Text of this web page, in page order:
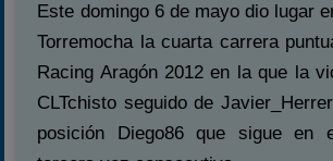
Este domingo 6 de mayo dio lugar
Torremocha la cuarta carrera
Racing Aragón 2012 en la que la
CLTchisto seguido de
posición Diego86 que sigue en